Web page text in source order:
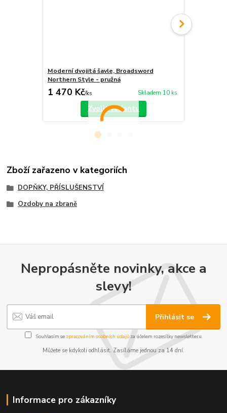
Moderní dvojitá šavle, Broadsword
Northern Style - pružná
1 470 Kč/ks Skladem 10 ks
Zvolit variantu
Zboží zařazeno v kategoriích
DOPŇKY, PŘÍSLUŠENSTVÍ
Ozdoby na zbraně
Nepropásněte novinky, akce a
slevy!
Přihlásit se
Souhlasím se zpracováním osobních údajůza účelem rozesílky newsletteru.
Můžete se kdykoli odhlásit. Zasíláme jednou za 14 dní.
Informace pro zákazníky